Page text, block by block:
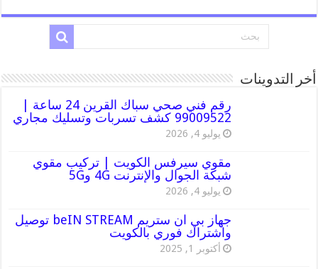
أخر التدوينات
رقم فني صحي سباك القرين 24 ساعة |
99009522 كشف تسربات وتسليك مجاري
يوليو 4, 2026
مقوي سيرفس الكويت | تركيب مقوي
شبكة الجوال والإنترنت 4G و5G
يوليو 4, 2026
جهاز بي ان ستريم beIN STREAM توصيل
واشتراك فوري بالكويت
أكتوبر 1, 2025